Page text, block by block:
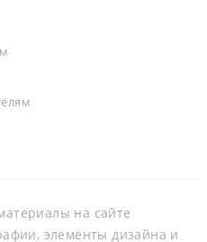
на сайте
элементы дизайна и